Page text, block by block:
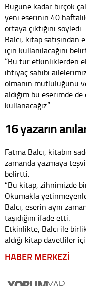
Bugüne kadar birçok
yeni eserinin 40
ortaya çıktığını söyledi.
Balcı, kitap
için kullanılacağını
“Bu tür etkinliklerden
ihtiyaç sahibi
olmanın mutluluğunu
aldığım bu eserimde
kullanacağız.”
16 yazarın
Fatma Balcı, kitabın
zamanda yazmaya
belirtti.
“Bu kitap, zihnimizde
Okumakla
Balcı, eserin aynı
taşıdığını ifade etti.
Etkinlikte, Balcı ile
aldığı kitap davetliler
HABER MERKEZİ